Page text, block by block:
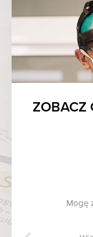
ZOBACZ
Mogę